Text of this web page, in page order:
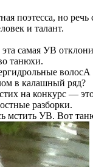
поэтесса, но
и талант.
самая УВ
танюхи.
волосА
в калашный ряд?
на конкурс —
разборки.
мстить УВ. Вот